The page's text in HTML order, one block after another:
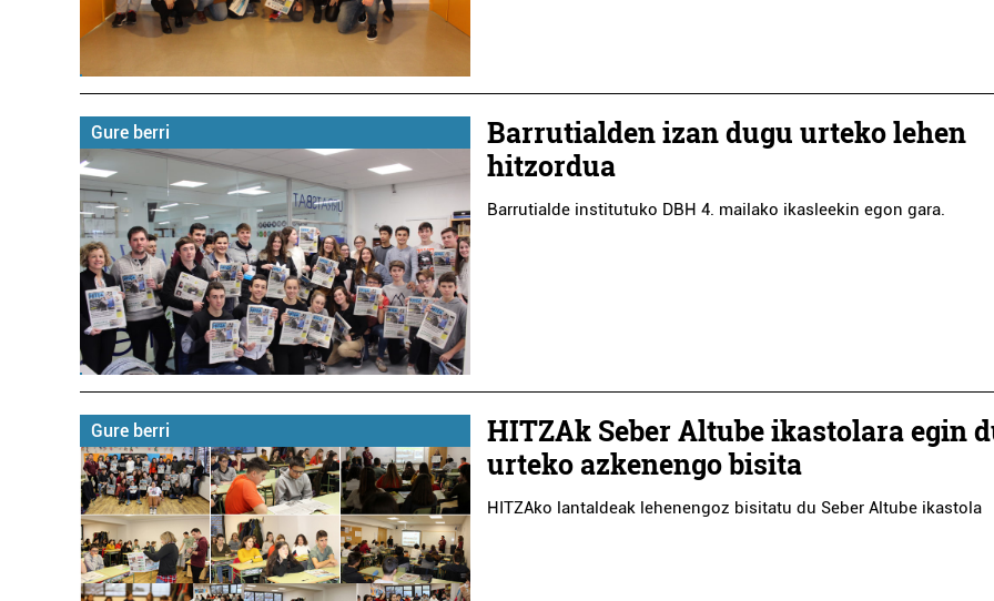
Gure berri
Barrutialden izan dugu urteko lehen
hitzordua
Barrutialde institutuko DBH 4. mailako ikasleekin egon gara.
Gure berri
HITZAk Seber Altube ikastolara egin
urteko azkenengo bisita
HITZAko lantaldeak lehenengoz bisitatu du Seber Altube ikastola